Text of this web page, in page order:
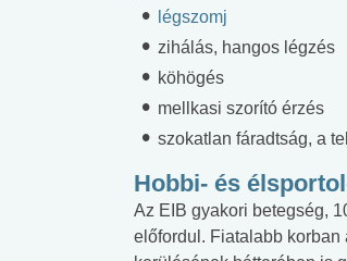
légszomj
zihálás, hangos légzés
köhögés
mellkasi szorító érzés
szokatlan fáradtság, a
Hobbi- és
Az EIB gyakori betegség,
előfordul. Fiatalabb korban